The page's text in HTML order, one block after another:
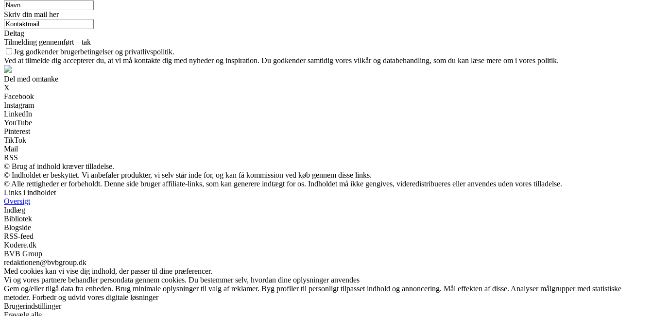
Skriv din mail her
Deltag
Tilmelding gennemført – tak
Jeg godkender brugerbetingelser og privatlivspolitik.
Ved at tilmelde dig accepterer du, at vi må kontakte dig med nyheder og inspiration. Du godkender samtidig vores vilkår og databehandling, som du kan læse mere om i vores politik.
Del med omtanke
X
Facebook
Instagram
LinkedIn
YouTube
Pinterest
TikTok
Mail
RSS
© Brug af indhold kræver tilladelse.
© Indholdet er beskyttet. Vi anbefaler produkter, vi selv står inde for, og kan få kommission ved køb gennem disse links.
© Alle rettigheder er forbeholdt. Denne side bruger affiliate-links, som kan generere indtægt for os. Indholdet må ikke gengives, videredistribueres eller anvendes uden vores tilladelse.
Links i indholdet
Oversigt
Indlæg
Bibliotek
Blogside
RSS-feed
Kodere.dk
BVB Group
redaktionen@bvbgroup.dk
Med cookies kan vi vise dig indhold, der passer til dine præferencer.
Vi og vores partnere behandler persondata gennem cookies. Du bestemmer selv, hvordan dine oplysninger anvendes
Gem og/eller tilgå data fra enheden. Brug minimale oplysninger til valg af reklamer. Byg profiler til personligt tilpasset indhold og annoncering. Mål effekten af disse. Analyser målgrupper med statistiske
metoder. Forbedr og udvid vores digitale løsninger
Brugerindstillinger